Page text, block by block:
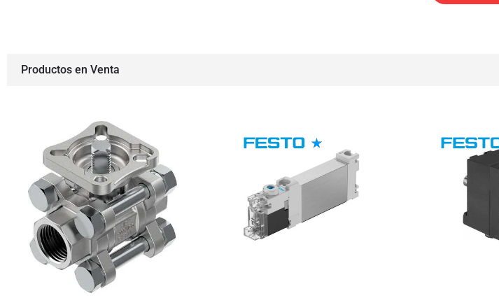
Productos en Venta